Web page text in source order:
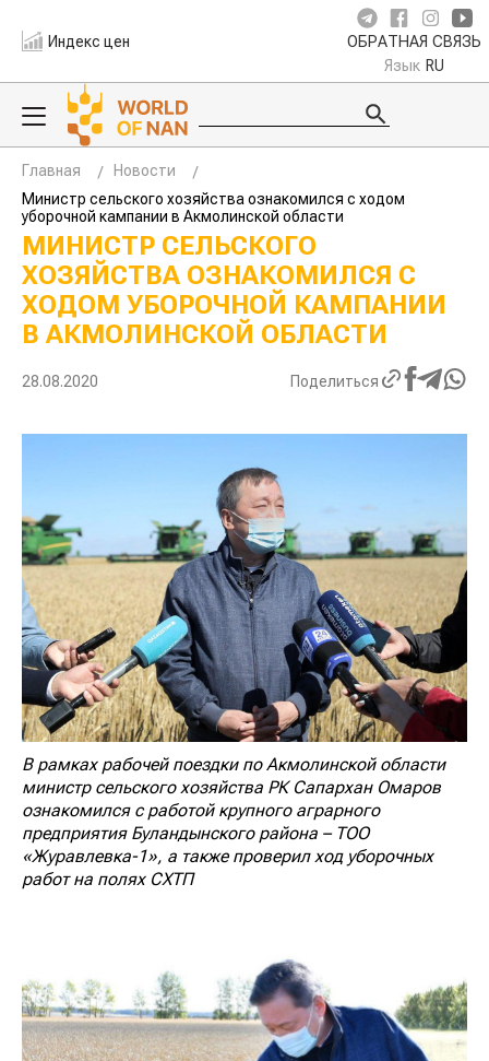
Индекс цен ОБРАТНАЯ СВЯЗЬ
Язык RU
Главная
Новости
Министр сельского хозяйства ознакомился с ходом
уборочной кампании в Акмолинской области
МИНИСТР СЕЛЬСКОГО
ХОЗЯЙСТВА ОЗНАКОМИЛСЯ С
ХОДОМ УБОРОЧНОЙ КАМПАНИИ
В АКМОЛИНСКОЙ ОБЛАСТИ
28.08.2020 Поделиться
В рамках рабочей поездки по Акмолинской области
министр сельского хозяйства РК Сапархан Омаров
ознакомился с работой крупного аграрного
предприятия Буландынского района – ТОО
«Журавлевка-1», а также проверил ход уборочных
работ на полях СХТП